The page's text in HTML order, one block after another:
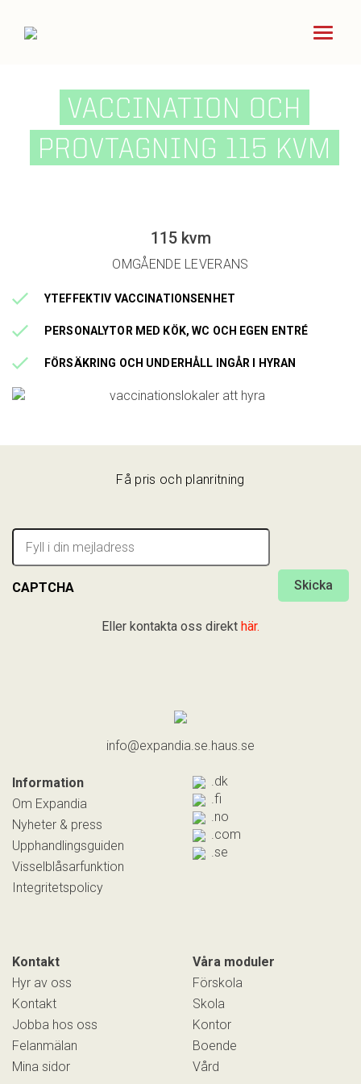
Förskola
Skola
Vård
Mer ↓
JOBBA HOS OSS
FELANMÄLAN
MINA SIDOR/LOGGA IN
VACCINATION OCH
PROVTAGNING 115 KVM
115 kvm
OMGÅENDE LEVERANS
YTEFFEKTIV VACCINATIONSENHET
PERSONALYTOR MED KÖK, WC OCH EGEN ENTRÉ
FÖRSÄKRING OCH UNDERHÅLL INGÅR I HYRAN
Få pris och planritning
E-
post
*
CAPTCHA
Eller kontakta oss direkt här.
info@expandia.se.haus.se
Information
Om Expandia
Nyheter & press
Upphandlingsguiden
Visselblåsarfunktion
Integritetspolicy
Kontakt
Hyr av oss
Kontakt
Jobba hos oss
Felanmälan
Mina sidor
Våra moduler
Förskola
Skola
Kontor
Boende
Vård
.dk
.fi
.no
.com
.se